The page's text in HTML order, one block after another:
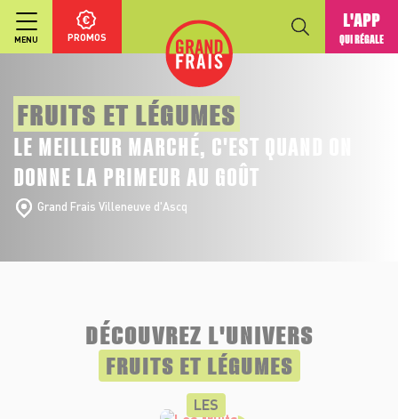
MENU PROMOS
L'APP
QUI RÉGALE
FRUITS ET LÉGUMES
LE MEILLEUR MARCHÉ, C'EST QUAND ON
DONNE LA PRIMEUR AU GOÛT
Grand Frais Villeneuve d'Ascq
DÉCOUVREZ L'UNIVERS
FRUITS ET LÉGUMES
LES